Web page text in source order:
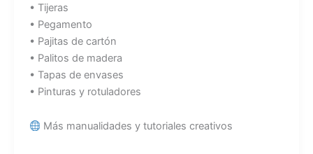
• Tijeras
• Pegamento
• Pajitas de cartón
• Palitos de madera
• Tapas de envases
• Pinturas y rotuladores
Más manualidades y tutoriales creativos